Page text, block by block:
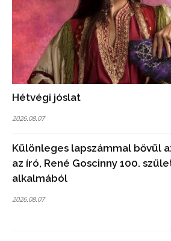
Hétvégi jóslat
2026.08.07
Különleges lapszámmal bővül
az író, René Goscinny 100.
alkalmából
2026.08.07